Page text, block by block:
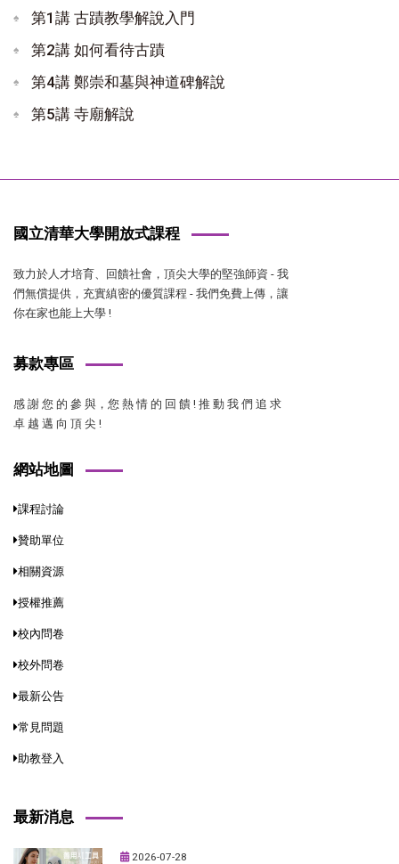
第1講 古蹟教學解說入門
第2講 如何看待古蹟
第4講 鄭崇和墓與神道碑解說
第5講 寺廟解說
國立清華大學開放式課程
致力於人才培育、回饋社會，頂尖大學的堅強師資 - 我
們無償提供，充實縝密的優質課程 - 我們免費上傳，讓
你在家也能上大學 !
募款專區
感 謝 您 的 參 與，您 熱 情 的 回 饋 ! 推 動 我 們 追 求
卓 越 邁 向 頂 尖 !
網站地圖
課程討論
贊助單位
相關資源
授權推薦
校內問卷
校外問卷
最新公告
常見問題
助教登入
最新消息
2026-07-28